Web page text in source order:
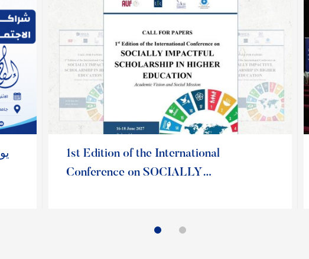
Lire la suite
1st Edition of the International
Conference on SOCIALLY